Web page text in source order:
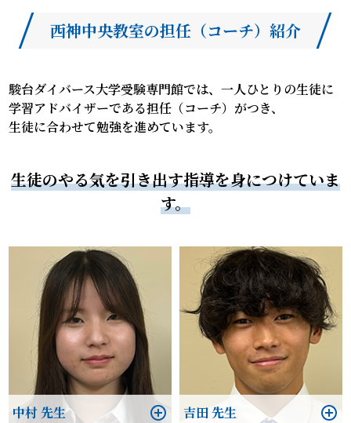
した担任コーチが生徒一人ひとりを担当します。難関大学
合格の為の学習サイクルや、受験のテクニック、さらにはま
だ志望大学で悩んでいる生徒への進路アドバイスも含めて
他にも駿台ダイバースでは、生徒の日々の学習データや駿
台提供データ、最新の入試データ、過去の模試の動向など
をかけ合わせたデータをもとに模試の目標設定や受験校選
す！
ぜひ一度教室まで足を運んでください！
西神中央教室の担任（コーチ）紹介
駿台ダイバース大学受験専門館では、一人ひとりの生徒に
学習アドバイザーである担任（コーチ）がつき、
生徒に合わせて勉強を進めています。
生徒のやる気を引き出す指導を身につけていま
す。
中村 先生 吉田 先生